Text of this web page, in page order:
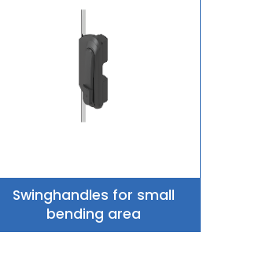
Swinghandles for small
bending area